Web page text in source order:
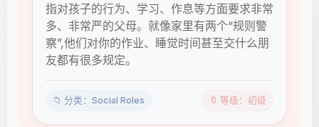
指对孩子的行为、学习、作息等方面要求非常
多、非常严的父母。就像家里有两个“规则警
察”,他们对你的作业、睡觉时间甚至交什么朋
友都有很多规定。
📁 分类：Social Roles 🔖 等级：初级